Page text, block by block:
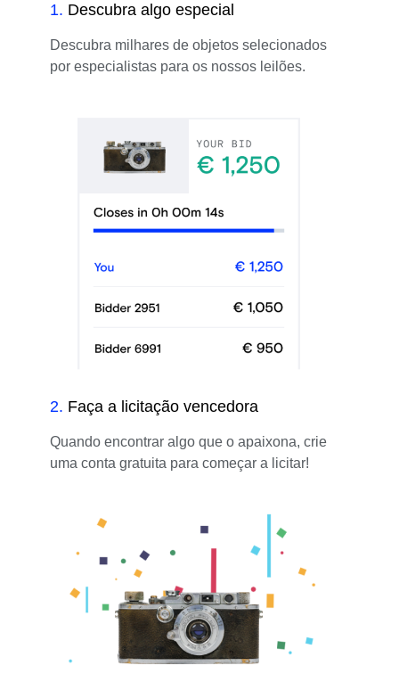
1. Descubra algo especial
Descubra milhares de objetos selecionados
por especialistas para os nossos leilões.
2. Faça a licitação vencedora
Quando encontrar algo que o apaixona, crie
uma conta gratuita para começar a licitar!